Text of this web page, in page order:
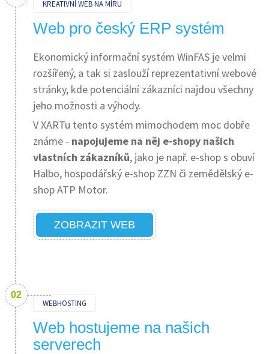
KREATIVNÍ WEB NA MÍRU
Web pro český ERP systém
Ekonomický informační systém WinFAS je velmi
rozšířený, a tak si zaslouží reprezentativní webové
stránky, kde potenciální zákazníci najdou všechny
jeho možnosti a výhody.
V XARTu tento systém mimochodem moc dobře
známe - napojujeme na něj e-shopy našich
vlastních zákazníků, jako je např. e-shop s obuví
Halbo, hospodářský e-shop ZZN či zemědělský e-
shop ATP Motor.
ZOBRAZIT WEB
WEBHOSTING
Web hostujeme na našich
serverech